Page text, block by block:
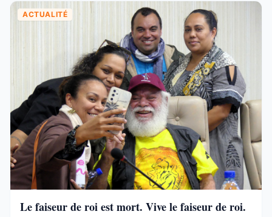
ACTUALITÉ
Le faiseur de roi est mort. Vive le faiseur de roi.